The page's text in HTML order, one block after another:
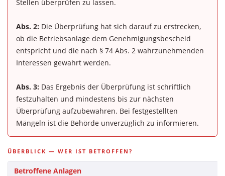
Stellen überprüfen zu lassen.
Abs. 2: Die Überprüfung hat sich darauf zu erstrecken,
ob die Betriebsanlage dem Genehmigungsbescheid
entspricht und die nach § 74 Abs. 2 wahrzunehmenden
Interessen gewahrt werden.
Abs. 3: Das Ergebnis der Überprüfung ist schriftlich
festzuhalten und mindestens bis zur nächsten
Überprüfung aufzubewahren. Bei festgestellten
Mängeln ist die Behörde unverzüglich zu informieren.
ÜBERBLICK — WER IST BETROFFEN?
Betroffene Anlagen